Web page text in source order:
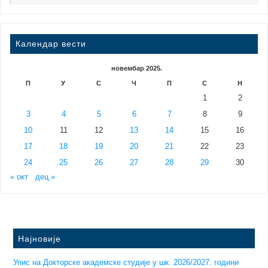
Календар вести
новембар 2025.
П У С Ч П С Н
1
2
3
4 5 6 7 8
9
10
11 12 13 14 15
16
17
18 19 20 21 22
23
24
25 26 27 28 29
30
« окт
дец »
Најновије
Упис на Докторске академске студије у шк. 2026/2027. години